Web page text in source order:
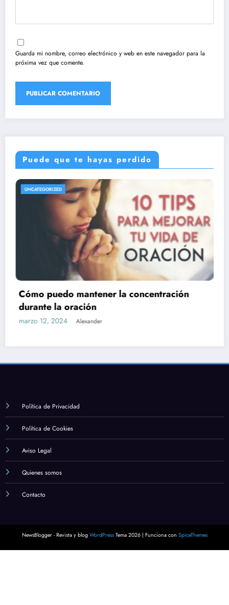
Guarda mi nombre, correo electrónico y web en este navegador para la
próxima vez que comente.
Puede que te hayas perdido
UNCATEGORIZED
estudio en la fe católica
marzo 12, 2024 Alexander
Política de Cookies
Aviso Legal